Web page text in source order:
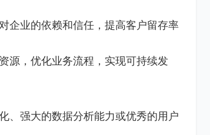
企业的依赖和信任，提高客户留存率
源，优化业务流程，实现可持续发
、强大的数据分析能力或优秀的用户